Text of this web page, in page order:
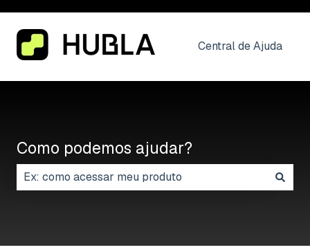
Central de Ajuda
Como podemos ajudar?